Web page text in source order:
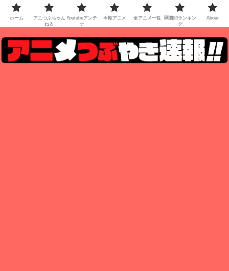
ホーム
アニつぶちゃん
ねる
Youtubeアンテ
ナ
今期アニメ 全アニメ一覧
🆕週間ランキン
グ
About